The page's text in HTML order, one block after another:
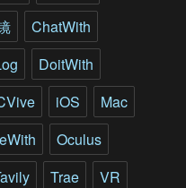
ChatWith
DoitWith
iOS
Mac
Oculus
Trae
VR